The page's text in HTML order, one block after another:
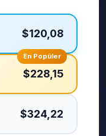
$120,08
En Popüler
$228,15
$324,22